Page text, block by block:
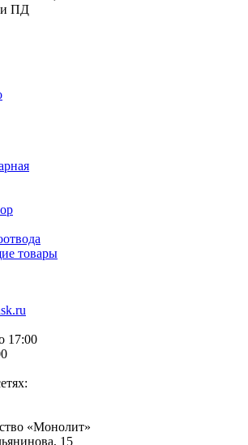
ПД
товары
17:00
«Монолит»
15